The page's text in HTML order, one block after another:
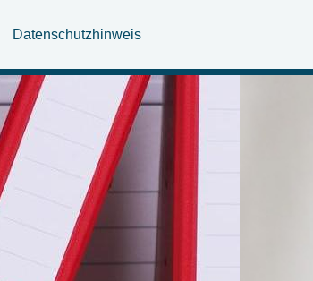
Datenschutzhinweis